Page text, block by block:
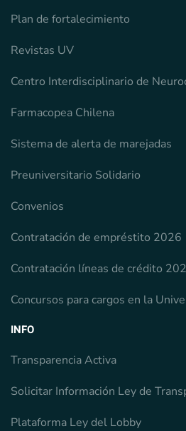
Plan de fortalecimiento
Revistas UV
Centro Interdisciplinario de
Farmacopea Chilena
Sistema de alerta de marejadas
Preuniversitario Solidario
Convenios
Contratación de empréstito 2026
Contratación líneas de crédito
Concursos para cargos en la
INFO
Transparencia Activa
Solicitar Información Ley de
Plataforma Ley del Lobby